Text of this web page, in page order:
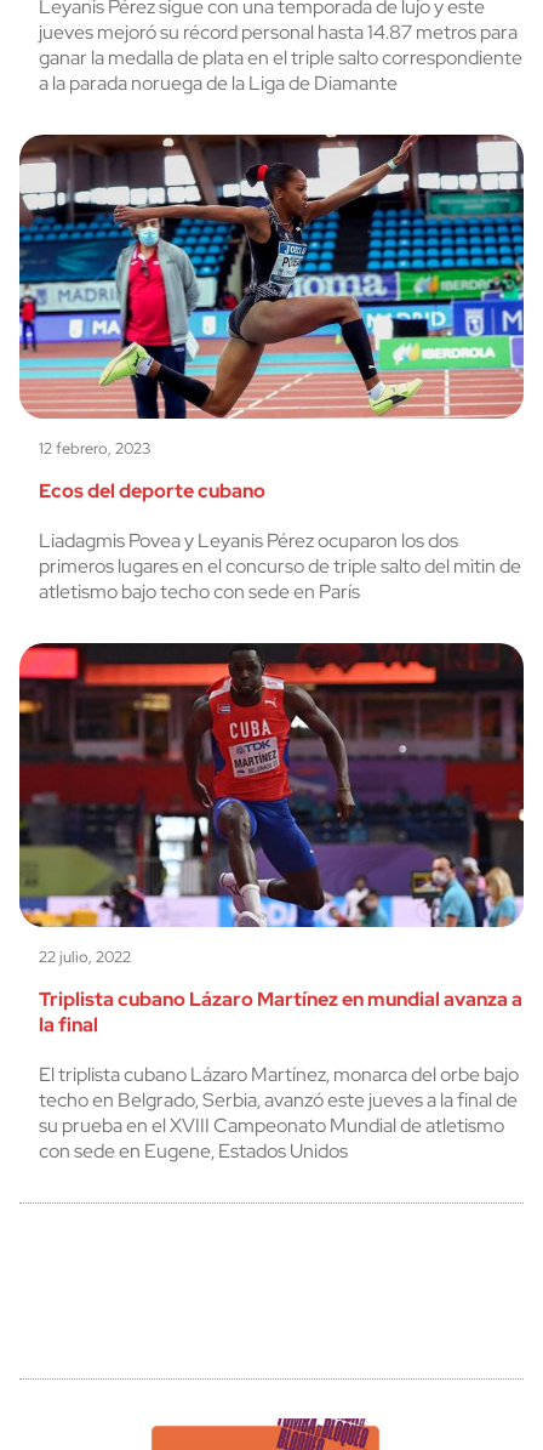
Leyanis Pérez sigue con una temporada de lujo y este
jueves mejoró su récord personal hasta 14.87 metros para
ganar la medalla de plata en el triple salto correspondiente
a la parada noruega de la Liga de Diamante
12 febrero, 2023
Ecos del deporte cubano
Liadagmis Povea y Leyanis Pérez ocuparon los dos
primeros lugares en el concurso de triple salto del mitin de
atletismo bajo techo con sede en París
22 julio, 2022
Triplista cubano Lázaro Martínez en mundial avanza a
la final
El triplista cubano Lázaro Martínez, monarca del orbe bajo
techo en Belgrado, Serbia, avanzó este jueves a la final de
su prueba en el XVIII Campeonato Mundial de atletismo
con sede en Eugene, Estados Unidos